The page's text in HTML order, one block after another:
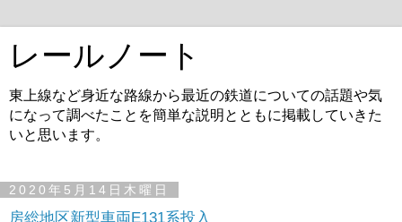
レールノート
東上線など身近な路線から最近の鉄道についての話題や気
になって調べたことを簡単な説明とともに掲載していきた
いと思います。
2020年5月14日木曜日
房総地区新型車両E131系投入